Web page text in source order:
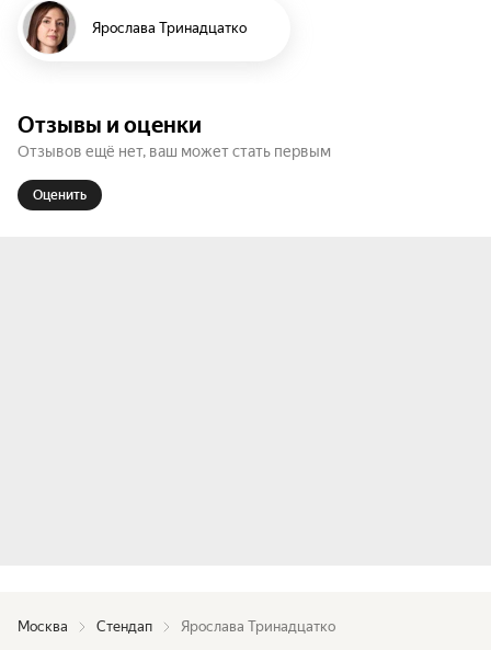
сцены из любой точки зала, даже с самых
дальних рядов.
и напитки из полноценного меню — в клубе есть
собственная кухня. А до или после выступления
— возвращаться на веранду, чтобы продолжить
вечер.
Ярослава Тринадцатко
Отзывы и оценки
Отзывов ещё нет, ваш может стать первым
Оценить
Москва Стендап Ярослава Тринадцатко